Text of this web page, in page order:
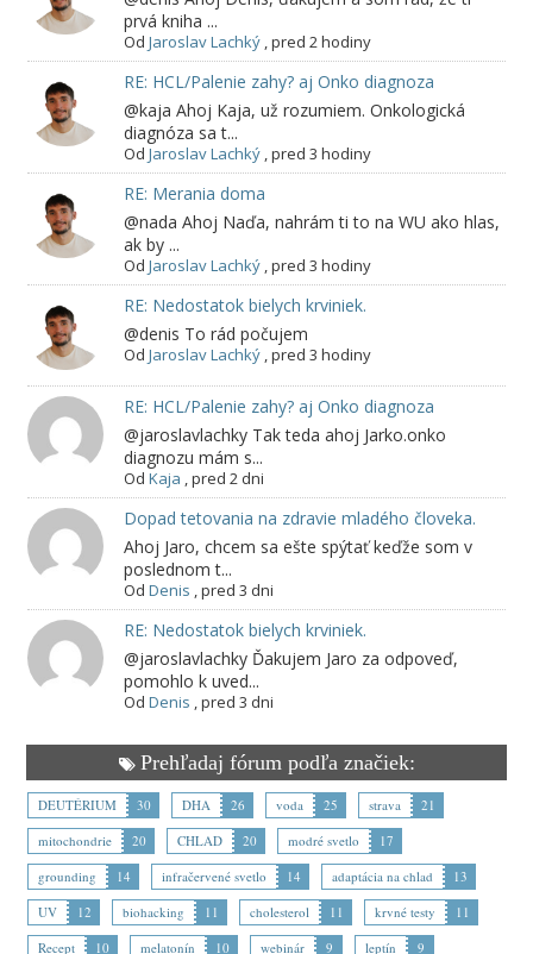
prvá kniha ...
Od Jaroslav Lachký,pred 2 hodiny
RE: HCL/Palenie zahy? aj Onko diagnoza
@kaja Ahoj Kaja, už rozumiem. Onkologická
diagnóza sa t...
Od Jaroslav Lachký,pred 3 hodiny
RE: Merania doma
@nada Ahoj Naďa, nahrám ti to na WU ako hlas,
ak by ...
Od Jaroslav Lachký,pred 3 hodiny
RE: Nedostatok bielych krviniek.
@denis To rád počujem
Od Jaroslav Lachký,pred 3 hodiny
RE: HCL/Palenie zahy? aj Onko diagnoza
@jaroslavlachky Tak teda ahoj Jarko.onko
diagnozu mám s...
Od Kaja ,pred 2 dni
Dopad tetovania na zdravie mladého človeka.
Ahoj Jaro, chcem sa ešte spýtať keďže som v
poslednom t...
Od Denis ,pred 3 dni
RE: Nedostatok bielych krviniek.
@jaroslavlachky Ďakujem Jaro za odpoveď,
pomohlo k uved...
Od Denis ,pred 3 dni
Prehľadaj fórum podľa značiek:
DEUTÉRIUM 30 DHA 26 voda 25 strava
21
mitochondrie
20 CHLAD 20 modré svetlo
17
grounding
14 infračervené svetlo 14 adaptácia na chlad
13
UV
12 biohacking 11 cholesterol 11 krvné testy
11
Recept
10 melatonín 10 webinár 9 leptín
9